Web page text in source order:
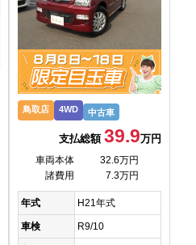
鳥取店 4WD 中古車
支払総額39.9万円
車両本体
32.6万円
諸費用
7.3万円
年式 H21年式
車検 R9/10